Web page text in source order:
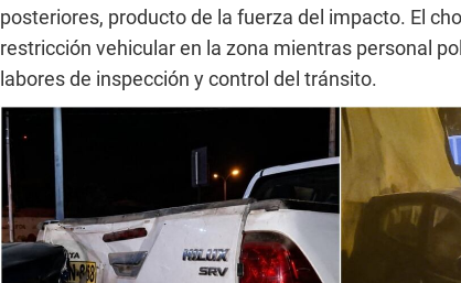
posteriores, producto de la fuerza del impacto. El
restricción vehicular en la zona mientras personal
labores de inspección y control del tránsito.